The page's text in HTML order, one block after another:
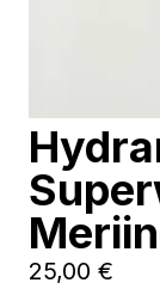
25,00 €